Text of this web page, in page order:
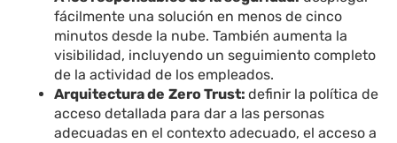
fácilmente una solución en menos de cinco
minutos desde la nube. También aumenta la
visibilidad, incluyendo un seguimiento completo
de la actividad de los empleados.
Arquitectura de Zero Trust:definir la política de
acceso detallada para dar a las personas
adecuadas en el contexto adecuado, el acceso a